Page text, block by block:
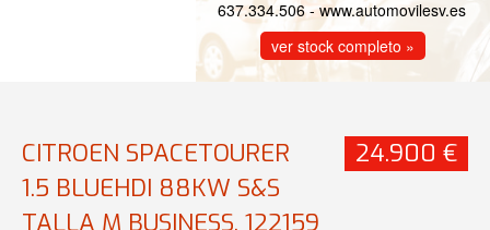
637.334.506-www.automovilesv.es
ver stock completo »
CITROEN SPACETOURER
1.5 BLUEHDI 88KW S&S
TALLA M BUSINESS, 122159
24.900 €